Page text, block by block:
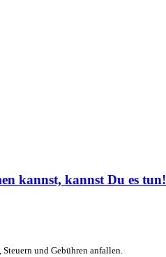
kannst, kannst Du es tun!
und Gebühren anfallen.